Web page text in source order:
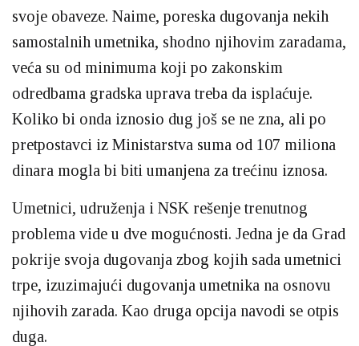
svoje obaveze. Naime, poreska dugovanja nekih
samostalnih umetnika, shodno njihovim zaradama,
veća su od minimuma koji po zakonskim
odredbama gradska uprava treba da isplaćuje.
Koliko bi onda iznosio dug još se ne zna, ali po
pretpostavci iz Ministarstva suma od 107 miliona
dinara mogla bi biti umanjena za trećinu iznosa.
Umetnici, udruženja i NSK rešenje trenutnog
problema vide u dve mogućnosti. Jedna je da Grad
pokrije svoja dugovanja zbog kojih sada umetnici
trpe, izuzimajući dugovanja umetnika na osnovu
njihovih zarada. Kao druga opcija navodi se otpis
duga.